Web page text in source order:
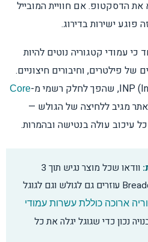
הדסקטופ. אם חוויית המובייל
פוגע ישירות בדירוג.
עמודי קטגוריה נוטים להיות
פילטרים, וחיבורים חיצוניים.
Core
מגיב ללחיצה של הגולש —
עיכוב עולה בנטישה ובהמרות.
וודאו שכל מוצר נגיש תוך 3
קליקים מדף הבית. Breadcrumbs עוזרים גם לגולש וגם לגוגל
ארוכה כוללת עשרות עמודי
נכון כדי שגוגל יגלה את כל